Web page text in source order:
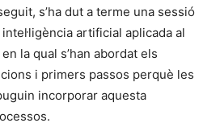
s’ha dut a terme una sessió
artificial aplicada al
la qual s’han abordat els
i primers passos perquè les
incorporar aquesta